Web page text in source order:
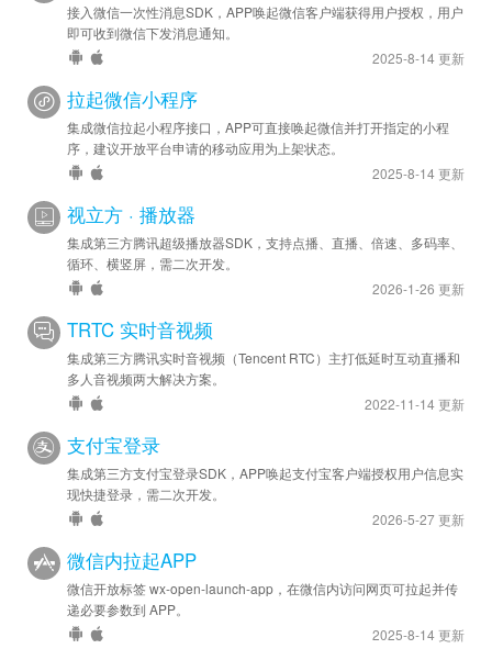
接入微信一次性消息SDK，APP唤起微信客户端获得用户授权，用户
即可收到微信下发消息通知。
2025-8-14 更新
拉起微信小程序
集成微信拉起小程序接口，APP可直接唤起微信并打开指定的小程
序，建议开放平台申请的移动应用为上架状态。
2025-8-14 更新
视立方 · 播放器
集成第三方腾讯超级播放器SDK，支持点播、直播、倍速、多码率、
循环、横竖屏，需二次开发。
2026-1-26 更新
TRTC 实时音视频
集成第三方腾讯实时音视频（Tencent RTC）主打低延时互动直播和
多人音视频两大解决方案。
2022-11-14 更新
支付宝登录
集成第三方支付宝登录SDK，APP唤起支付宝客户端授权用户信息实
现快捷登录，需二次开发。
2026-5-27 更新
微信内拉起APP
微信开放标签 wx-open-launch-app，在微信内访问网页可拉起并传
递必要参数到 APP。
2025-8-14 更新